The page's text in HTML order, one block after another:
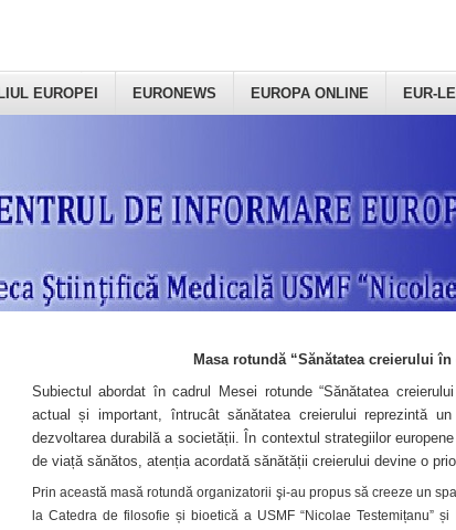
EUROPEI EURONEWS EUROPA ONLINE EUR-
Masa rotundă “Sănătatea creierului
Subiectul abordat în cadrul Mesei rotunde “Sănătatea
actual și important, întrucât sănătatea creierului reprezintă
dezvoltarea durabilă a societății. În contextul strategiilor
de viață sănătos, atenția acordată sănătății creierului devine o
Prin această masă rotundă organizatorii şi-au propus să creeze un
la Catedra de filosofie și bioetică a USMF “Nicolae Testemițanu”